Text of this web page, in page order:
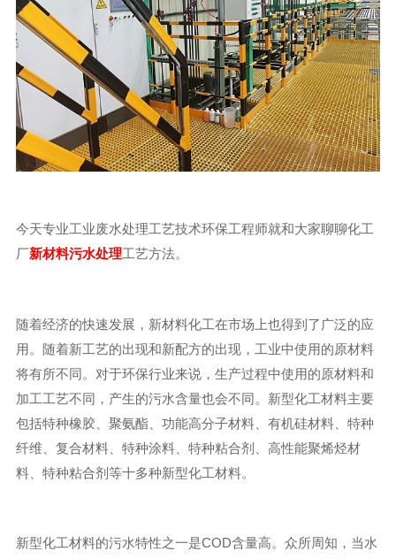
今天专业工业废水处理工艺技术环保工程师就和大家聊聊化工
厂新材料污水处理工艺方法。
随着经济的快速发展，新材料化工在市场上也得到了广泛的应
用。随着新工艺的出现和新配方的出现，工业中使用的原材料
将有所不同。对于环保行业来说，生产过程中使用的原材料和
加工工艺不同，产生的污水含量也会不同。新型化工材料主要
包括特种橡胶、聚氨酯、功能高分子材料、有机硅材料、特种
纤维、复合材料、特种涂料、特种粘合剂、高性能聚烯烃材
料、特种粘合剂等十多种新型化工材料。
新型化工材料的污水特性之一是COD含量高。众所周知，当水